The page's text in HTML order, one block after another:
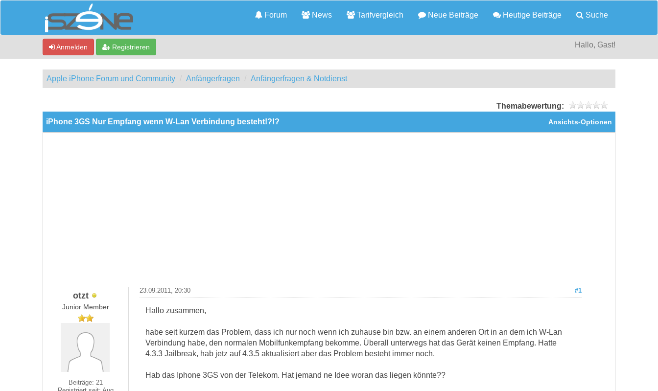
Forum News Tarifvergleich Neue Beiträge Heutige Beiträge Suche
Anmelden Registrieren Hallo, Gast!
Apple iPhone Forum und Community Anfängerfragen Anfängerfragen & Notdienst
Themabewertung:
Ansichts-Optionen
iPhone 3GS Nur Empfang wenn W-Lan Verbindung besteht!?!?
otzt
Junior Member
Beiträge: 21
#1
23.09.2011, 20:30
Hallo zusammen,
habe seit kurzem das Problem, dass ich nur noch wenn ich zuhause bin bzw. an einem anderen Ort in an dem ich W-Lan
Verbindung habe, den normalen Mobilfunkempfang bekomme. Überall unterwegs hat das Gerät keinen Empfang. Hatte
4.3.3 Jailbreak, hab jetz auf 4.3.5 aktualisiert aber das Problem besteht immer noch.
Hab das Iphone 3GS von der Telekom. Hat jemand ne Idee woran das liegen könnte??